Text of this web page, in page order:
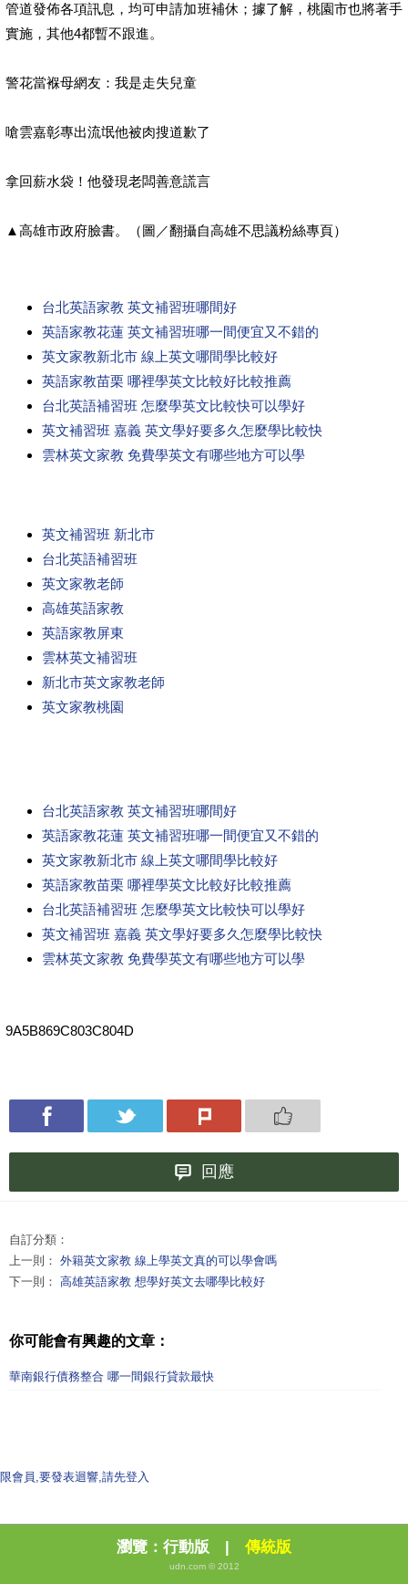
管道發佈各項訊息，均可申請加班補休；據了解，桃園市也將著手
實施，其他4都暫不跟進。
警花當褓母網友：我是走失兒童
嗆雲嘉彰專出流氓他被肉搜道歉了
拿回薪水袋！他發現老闆善意謊言
▲高雄市政府臉書。（圖／翻攝自高雄不思議粉絲專頁）
台北英語家教 英文補習班哪間好
英語家教花蓮 英文補習班哪一間便宜又不錯的
英文家教新北市 線上英文哪間學比較好
英語家教苗栗 哪裡學英文比較好比較推薦
台北英語補習班 怎麼學英文比較快可以學好
英文補習班 嘉義 英文學好要多久怎麼學比較快
雲林英文家教 免費學英文有哪些地方可以學
英文補習班 新北市
台北英語補習班
英文家教老師
高雄英語家教
英語家教屏東
雲林英文補習班
新北市英文家教老師
英文家教桃園
台北英語家教 英文補習班哪間好
英語家教花蓮 英文補習班哪一間便宜又不錯的
英文家教新北市 線上英文哪間學比較好
英語家教苗栗 哪裡學英文比較好比較推薦
台北英語補習班 怎麼學英文比較快可以學好
英文補習班 嘉義 英文學好要多久怎麼學比較快
雲林英文家教 免費學英文有哪些地方可以學
9A5B869C803C804D
回應
自訂分類：
上一則： 外籍英文家教 線上學英文真的可以學會嗎
下一則： 高雄英語家教 想學好英文去哪學比較好
你可能會有興趣的文章：
華南銀行債務整合 哪一間銀行貸款最快
限會員,要發表迴響,請先登入
瀏覽： 行動版 | 傳統版
udn.com © 2012